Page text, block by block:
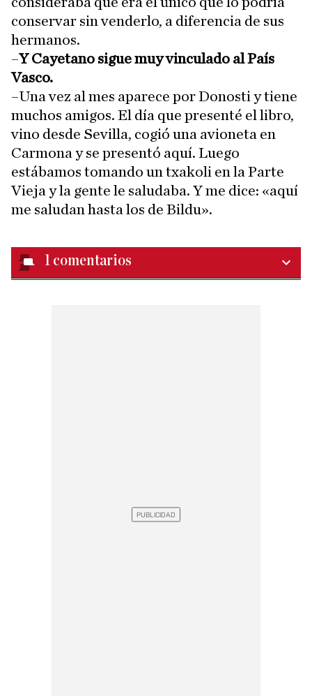
conservar sin venderlo, a diferencia de sus
hermanos.
–Y Cayetano sigue muy vinculado al País
Vasco.
–Una vez al mes aparece por Donosti y tiene
muchos amigos. El día que presenté el libro,
vino desde Sevilla, cogió una avioneta en
Carmona y se presentó aquí. Luego
estábamos tomando un txakoli en la Parte
Vieja y la gente le saludaba. Y me dice: «aquí
me saludan hasta los de Bildu».
1 comentarios